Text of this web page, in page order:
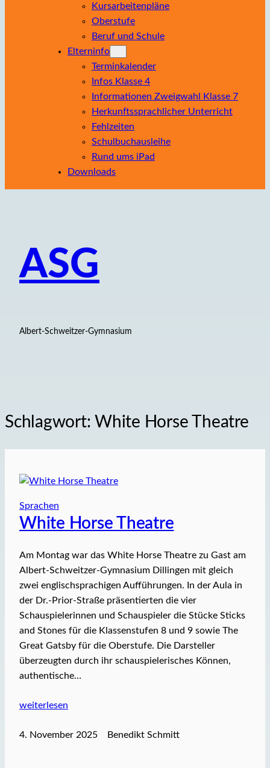
Kursarbeitenpläne
Oberstufe
Beruf und Schule
Elterninfo
Terminkalender
Infos Klasse 4
Informationen Zweigwahl Klasse 7
Herkunftssprachlicher Unterricht
Fehlzeiten
Schulbuchausleihe
Rund ums iPad
Downloads
ASG
Albert-Schweitzer-Gymnasium
Schlagwort: White Horse Theatre
Sprachen
White Horse Theatre
Am Montag war das White Horse Theatre zu Gast am
Albert-Schweitzer-Gymnasium Dillingen mit gleich
zwei englischsprachigen Aufführungen. In der Aula in
der Dr.-Prior-Straße präsentierten die vier
Schauspielerinnen und Schauspieler die Stücke Sticks
and Stones für die Klassenstufen 8 und 9 sowie The
Great Gatsby für die Oberstufe. Die Darsteller
überzeugten durch ihr schauspielerisches Können,
authentische…
weiterlesen
4. November 2025 Benedikt Schmitt